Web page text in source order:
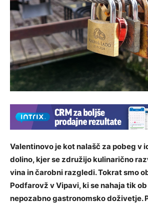
Valentinovo je kot nalašč za pobeg v
dolino, kjer se združijo kulinarično
vina in čarobni razgledi. Tokrat smo
Podfarovž v Vipavi, ki se nahaja tik
nepozabno gastronomsko doživetje.